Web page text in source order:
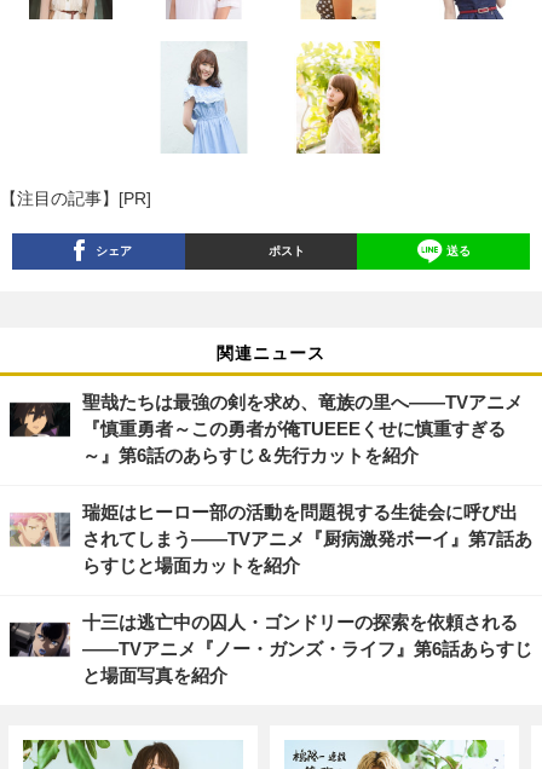
【注目の記事】[PR]
シェア ポスト 送る
関連ニュース
聖哉たちは最強の剣を求め、竜族の里へ――TVアニメ
『慎重勇者～この勇者が俺TUEEEくせに慎重すぎる
～』第6話のあらすじ＆先行カットを紹介
瑞姫はヒーロー部の活動を問題視する生徒会に呼び出
されてしまう――TVアニメ『厨病激発ボーイ』第7話あ
らすじと場面カットを紹介
十三は逃亡中の囚人・ゴンドリーの探索を依頼される
――TVアニメ『ノー・ガンズ・ライフ』第6話あらすじ
と場面写真を紹介